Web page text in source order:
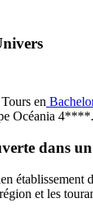
en
Océania 4****.
dans
établissement
et les